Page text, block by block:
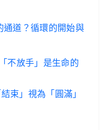
道？循環的開始與
不放手」是生命的
束」視為「圓滿」